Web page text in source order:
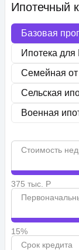
Ипотечный
Базовая
Ипотека для
Семейная от
Сельская
Военная
Стоимость
375 тыс. Р
15%
Срок кредита